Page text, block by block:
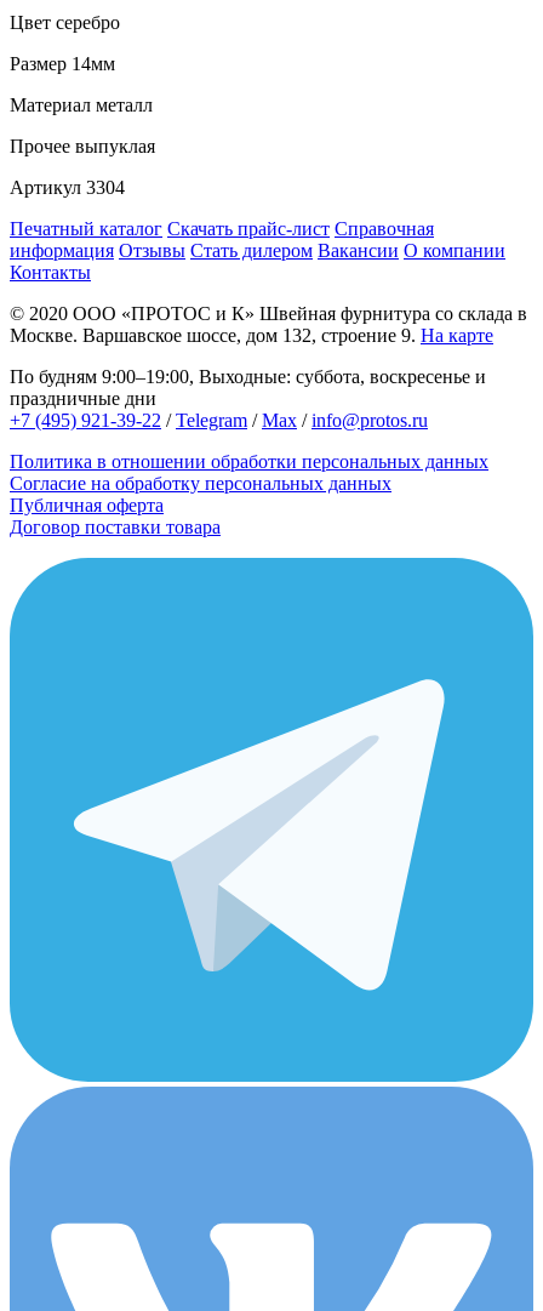
Цвет серебро
Размер 14мм
Материал металл
Прочее выпуклая
Артикул 3304
Печатный каталог Скачать прайс-лист Справочная
информация Отзывы Стать дилером Вакансии О компании
Контакты
© 2020 ООО «ПРОТОС и К» Швейная фурнитура со склада в
Москве. Варшавское шоссе, дом 132, строение 9. На карте
По будням 9:00–19:00, Выходные: суббота, воскресенье и
праздничные дни
+7 (495) 921-39-22 /Telegram /Max /info@protos.ru
Политика в отношении обработки персональных данных
Согласие на обработку персональных данных
Публичная оферта
Договор поставки товара